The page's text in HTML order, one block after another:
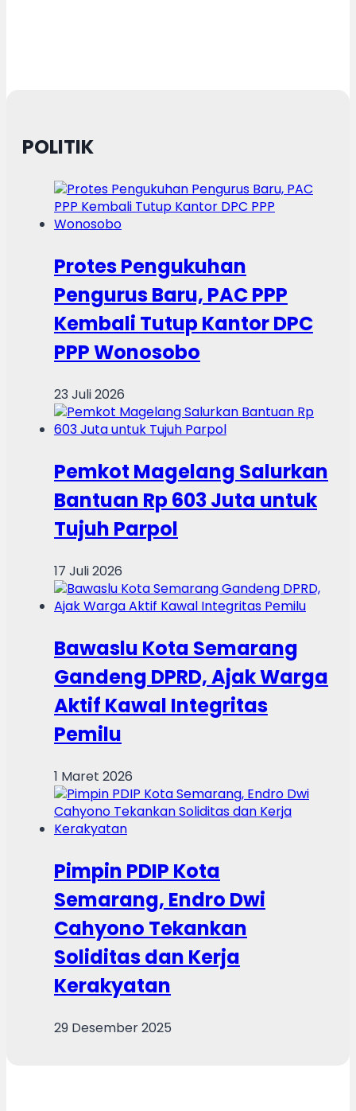
POLITIK
Protes Pengukuhan
Pengurus Baru, PAC PPP
Kembali Tutup Kantor DPC
PPP Wonosobo
23 Juli 2026
Pemkot Magelang Salurkan
Bantuan Rp 603 Juta untuk
Tujuh Parpol
17 Juli 2026
Bawaslu Kota Semarang
Gandeng DPRD, Ajak Warga
Aktif Kawal Integritas
Pemilu
1 Maret 2026
Pimpin PDIP Kota
Semarang, Endro Dwi
Cahyono Tekankan
Soliditas dan Kerja
Kerakyatan
29 Desember 2025